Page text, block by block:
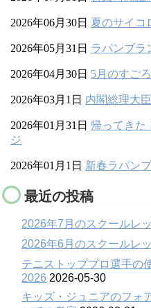
2026年06月30日 夏のサイコ
2026年05月31日 ラパンブラ
2026年04月30日 5月のすご
2026年03月1日 内閣総理大
2026年01月31日 帰ってきた
ジ
2026年01月1日 新春ラパン
最近の投稿
2026年7月のスクールレ
2026年6月のスクールレ
テニストッププロ選手の
2026 2026-05-30
キッズ・ジュニアのフォ